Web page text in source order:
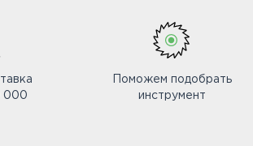
000
Поможем подобрать
инструмент